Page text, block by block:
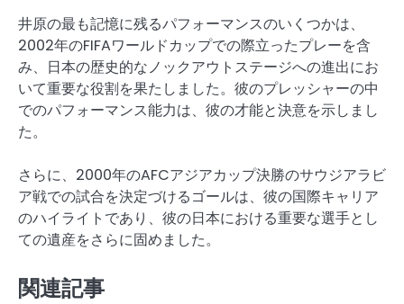
井原の最も記憶に残るパフォーマンスのいくつかは、
2002年のFIFAワールドカップでの際立ったプレーを含
み、日本の歴史的なノックアウトステージへの進出にお
いて重要な役割を果たしました。彼のプレッシャーの中
でのパフォーマンス能力は、彼の才能と決意を示しまし
た。
さらに、2000年のAFCアジアカップ決勝のサウジアラビ
ア戦での試合を決定づけるゴールは、彼の国際キャリア
のハイライトであり、彼の日本における重要な選手とし
ての遺産をさらに固めました。
関連記事